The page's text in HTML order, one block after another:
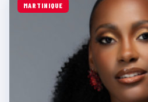
MARTINIQUE